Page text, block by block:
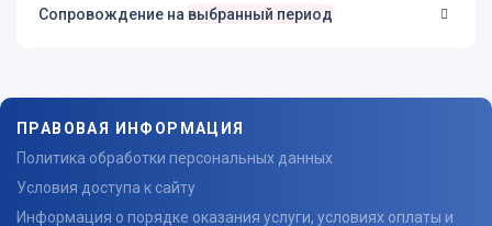
Сопровождение на выбранный период
ПРАВОВАЯ ИНФОРМАЦИЯ
Политика обработки персональных данных
Условия доступа к сайту
Информация о порядке оказания услуги, условиях оплаты и